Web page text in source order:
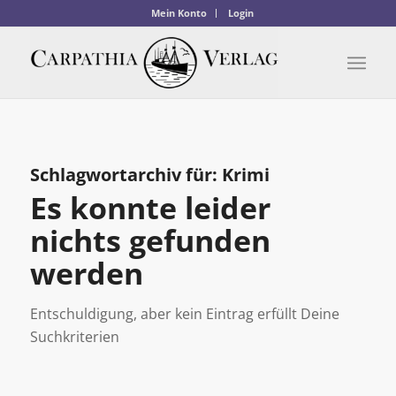
Mein Konto Login
Schlagwortarchiv für: Krimi
Es konnte leider
nichts gefunden
werden
Entschuldigung, aber kein Eintrag erfüllt Deine
Suchkriterien